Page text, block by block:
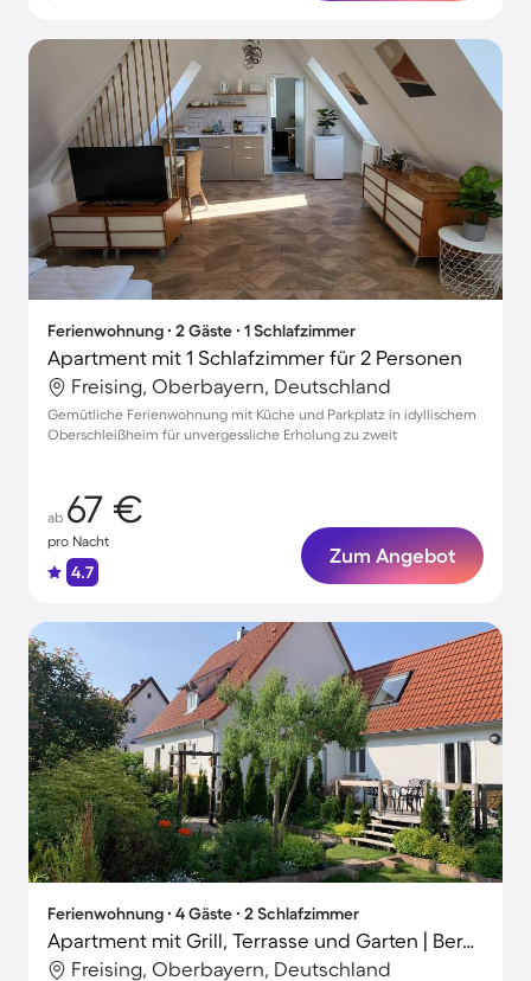
Ferienwohnung ∙ 2 Gäste ∙ 1 Schlafzimmer
Apartment mit 1 Schlafzimmer für 2 Personen
Freising, Oberbayern, Deutschland
Gemütliche Ferienwohnung mit Küche und Parkplatz in idyllischem
Oberschleißheim für unvergessliche Erholung zu zweit
ab 67 €
pro Nacht
4.7
Zum Angebot
Ferienwohnung ∙ 4 Gäste ∙ 2 Schlafzimmer
Apartment mit Grill, Terrasse und Garten | Bergblick
Freising, Oberbayern, Deutschland